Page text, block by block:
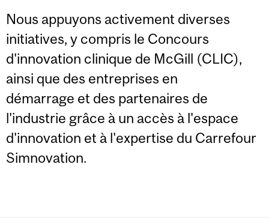
Nous appuyons activement diverses
initiatives, y compris le Concours
d'innovation clinique de McGill (CLIC),
ainsi que des entreprises en
démarrage et des partenaires de
l'industrie grâce à un accès à l'espace
d'innovation et à l'expertise du Carrefour
Simnovation.